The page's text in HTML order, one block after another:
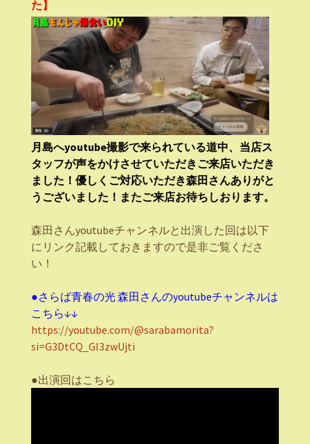
た】
月島へyoutube撮影で来られている道中、当店ス
タッフが声をかけさせていただきご来店いただき
ました！優しくご対応いただき森田さんありがと
うございました！またご来店お待ちしおります。
森田さんyoutubeチャンネルと出演した回は以下
にリンク記載しておきますので是非ご覧くださ
い！
●さらば青春の光 森田さんのyoutubeチャンネルは
こちら↓↓
https://youtube.com/@sarabamorita?
si=G3DtCQ_GI3zwUjti
●出演回はこちら